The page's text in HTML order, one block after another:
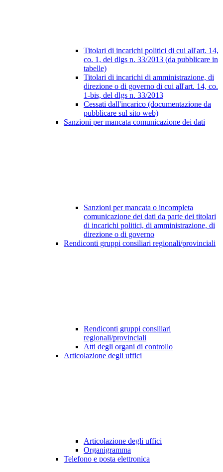
Titolari di incarichi politici di cui all'art. 14,
co. 1, del dlgs n. 33/2013 (da pubblicare in
tabelle)
Titolari di incarichi di amministrazione, di
direzione o di governo di cui all'art. 14, co.
1-bis, del dlgs n. 33/2013
Cessati dall'incarico (documentazione da
pubblicare sul sito web)
Sanzioni per mancata comunicazione dei dati
Sanzioni per mancata o incompleta
comunicazione dei dati da parte dei titolari
di incarichi politici, di amministrazione, di
direzione o di governo
Rendiconti gruppi consiliari regionali/provinciali
Rendiconti gruppi consiliari
regionali/provinciali
Atti degli organi di controllo
Articolazione degli uffici
Articolazione degli uffici
Organigramma
Telefono e posta elettronica